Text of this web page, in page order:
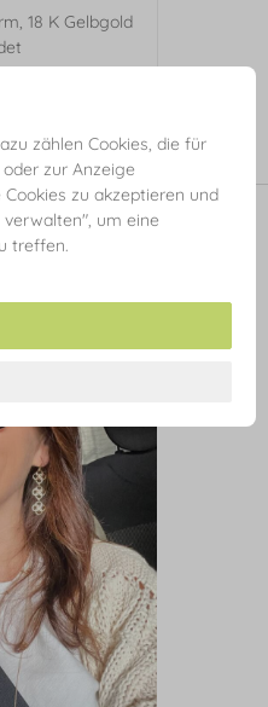
18 K Gelbgold
zählen Cookies, die für
zur Anzeige
zu akzeptieren und
um eine
treffen.